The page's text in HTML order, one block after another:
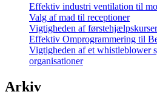
Effektiv industri ventilation til
Valg af mad til receptioner
Vigtigheden af
Effektiv Omprogrammering til
Vigtigheden af et whistleblower
organisationer
Arkiv